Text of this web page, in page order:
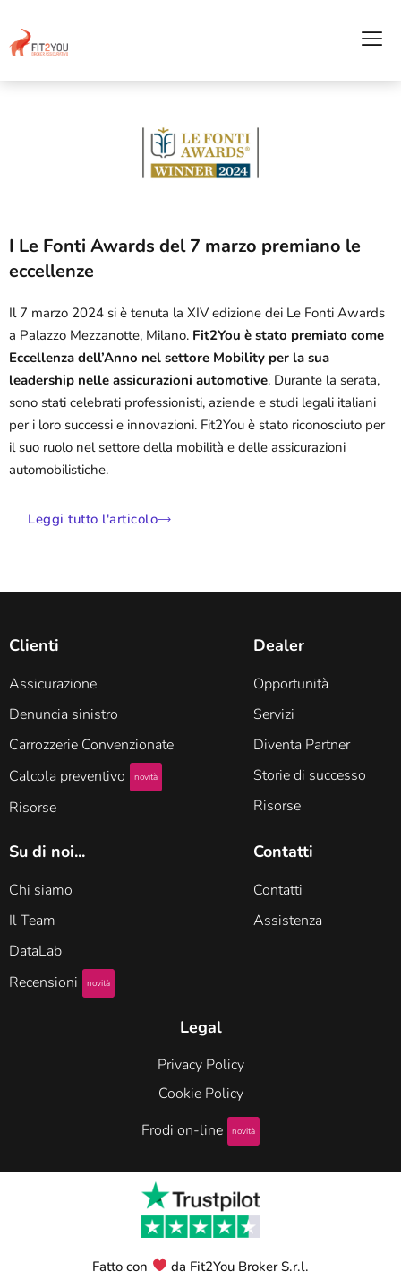
I Le Fonti Awards del 7 marzo premiano le
eccellenze
Il 7 marzo 2024 si è tenuta la XIV edizione dei Le Fonti Awards
a Palazzo Mezzanotte, Milano. Fit2You è stato premiato come
Eccellenza dell’Anno nel settore Mobility per la sua
leadership nelle assicurazioni automotive. Durante la serata,
sono stati celebrati professionisti, aziende e studi legali italiani
per i loro successi e innovazioni. Fit2You è stato riconosciuto per
il suo ruolo nel settore della mobilità e delle assicurazioni
automobilistiche.
Leggi tutto l'articolo
Clienti
Assicurazione
Denuncia sinistro
Carrozzerie Convenzionate
Calcola preventivo
novità
Risorse
Dealer
Opportunità
Servizi
Diventa Partner
Storie di successo
Risorse
Su di noi...
Chi siamo
Il Team
DataLab
Recensioni
novità
Contatti
Contatti
Assistenza
Legal
Privacy Policy
Cookie Policy
Frodi on-line
novità
Fatto con da Fit2You Broker S.r.l.